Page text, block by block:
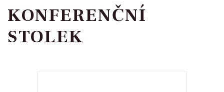
KONFERENČNÍ
STOLEK